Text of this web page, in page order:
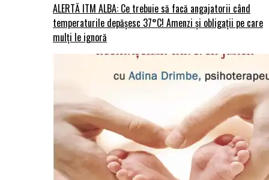
ALERTĂ ITM ALBA: Ce trebuie să facă angajatorii când
temperaturile depășesc 37°C! Amenzi și obligații pe care
mulți le ignoră